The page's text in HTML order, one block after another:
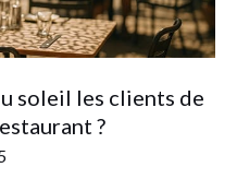
soleil les clients de
?